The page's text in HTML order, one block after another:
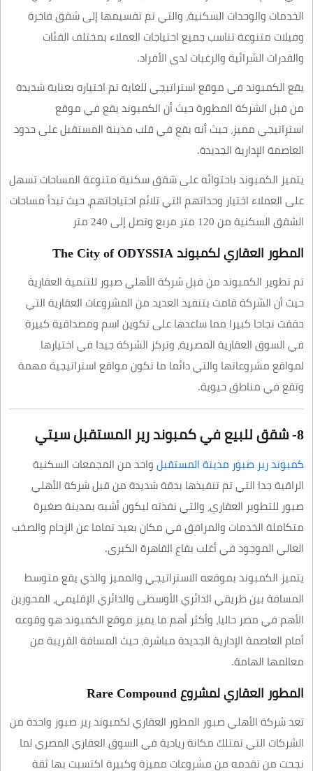
الخدمات والوحدات السكنية، والتي تم تقسيمها إلى شقق فاخرة
وفيلات متنوعة تناسب جميع احتياجات العملاء بمختلف الفئات
والقدرات الشرائية والرغبات لدى الأفراد.
يقع الكمبوند في موقع استراتيجي للغاية تم اختياره بعناية شديدة
من قبل الشركة المطورة حيث أن الكمبوند يقع في موقع
استراتيجي مميز، حيث أنه يقع في قلب مدينة المستقبل على حدود
العاصمة الإدارية الجديدة.
يتميز الكمبوند باحتوائه على شقق سكنية متنوعة المساحات تسهل
على العملاء اختيار وحداتهم التي تلائم احتياجاتهم، حيث تبدأ مساحات
الشقق السكنية من 120 متر مربع وتصل إلى 240 متر
المطور العقاري لكمبوند The City of ODYSSIA
تم تطوير الكمبوند من قبل شركة الأهلي صبور للتنمية العقارية
حيث أن الشركة قامت بتنفيذ العديد من المشروعات العقارية التي
حققت نجاحا كبيرا مما ساعدها على تكوين اسم ومصداقية كبيرة
في السوق العقارية المصرية، وتركز الشركة جيدا في اختيارها
لمواقع مشروعاتها والتي دائما ما تكون مواقع استراتيجية مهمة
وتقع في مناطق حيوية.
8- شقق للبيع في كمبوند رير المستقبل سيتي
كمبوند رير صبور مدينة المستقبل واحد من المجمعات السكنية
الراقية جدا التي تم تنفيذها بدقة شديدة من قبل شركة الأهلي
صبور للتطوير العقاري، والتي نفذته ليكون أشبه بمدينة صغيرة
متكاملة الخدمات والمرافق في مكان بعيد تماما عن الزحام والصخب
العالي الموجود في أغلب بقاع القاهرة الكبرى.
يتميز الكمبوند بموقعه الاستراتيجي والمميز والذي يقع متوسط
المسافة بين طريقي الدائري الأوسطى والدائري الإقليمي، المحورين
الأهم في مصر حاليا، وأكثر أهم ما يميز موقع الكمبوند هو وقوعه
أمام العاصمة الإدارية الجديدة مباشرة، حيث المسافة القريبة من
معالمها الهامة.
المطور العقاري لمشروع Rare Compound
تعد شركة الأهلي صبور المطور العقاري لكمبوند رير صبور واحدة من
الشركات التي تمتلك مكانة ريادية في السوق العقاري المصري لما
نجحت من تقدمه من مشروعات مميزة وكبيرة اكتسبت بها ثقة